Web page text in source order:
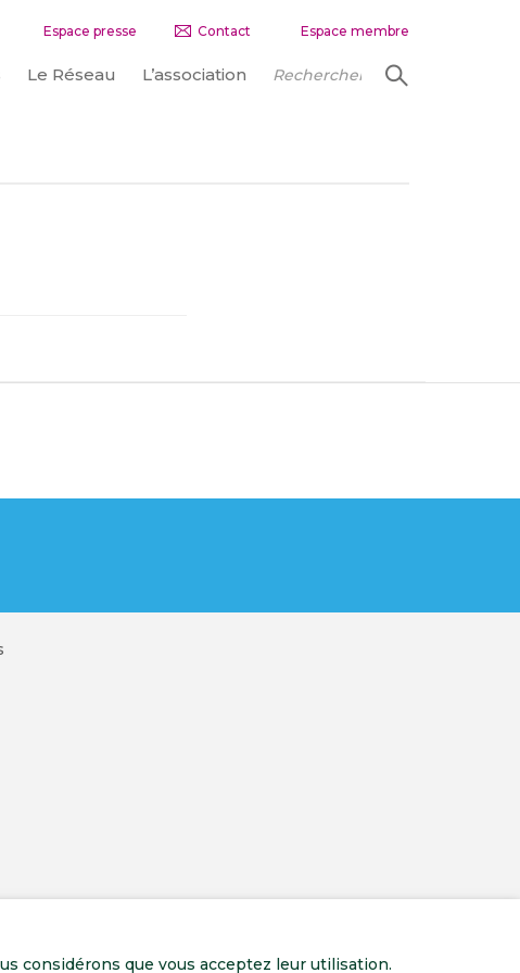
Espace presse Contact Espace membre
Le Réseau L’association
considérons que vous acceptez leur utilisation.